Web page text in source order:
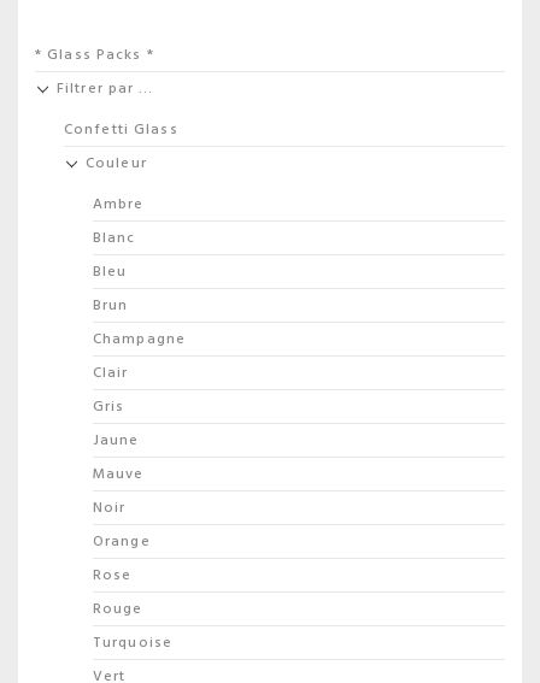
* Glass Packs *
Filtrer par …
Confetti Glass
Couleur
Ambre
Blanc
Bleu
Brun
Champagne
Clair
Gris
Jaune
Mauve
Noir
Orange
Rose
Rouge
Turquoise
Vert